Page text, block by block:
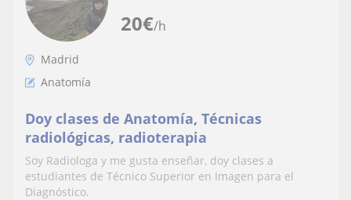
20€/h
Madrid
Anatomía
Doy clases de Anatomía, Técnicas
radiológicas, radioterapia
Soy Radiologa y me gusta enseñar, doy clases a
estudiantes de Técnico Superior en Imagen para el
Diagnóstico.